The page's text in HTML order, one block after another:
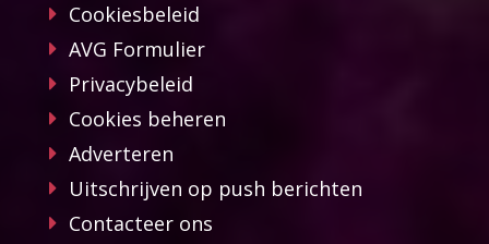
Cookiesbeleid
AVG Formulier
Privacybeleid
Cookies beheren
Adverteren
Uitschrijven op push berichten
Contacteer ons